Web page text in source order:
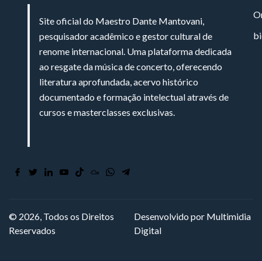
Site oficial do Maestro Dante Mantovani,
pesquisador acadêmico e gestor cultural de
renome internacional. Uma plataforma dedicada
ao resgate da música de concerto, oferecendo
literatura aprofundada, acervo histórico
documentado e formação intelectual através de
cursos e masterclasses exclusivas.
© 2026, Todos os Direitos
Reservados
Desenvolvido por Multimidia
Digital